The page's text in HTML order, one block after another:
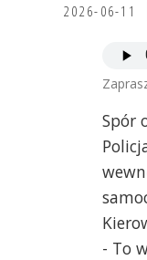
2026-06-11
Spór
- To